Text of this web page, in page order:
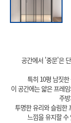
공간에서 '중문'은
특히 10평 남짓
이 공간에는 얇은 프레
주
투명한 유리와 슬림한
느낌을 유지할 수